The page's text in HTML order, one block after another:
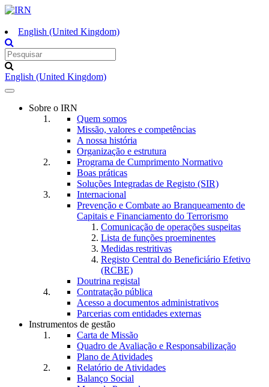
English (United Kingdom)
English (United Kingdom)
Toggle
navigationSobre o IRN
Quem somos
Missão, valores e competências
A nossa história
Organização e estrutura
Programa de Cumprimento Normativo
Boas práticas
Soluções Integradas de Registo (SIR)
Internacional
Prevenção e Combate ao Branqueamento de
Capitais e Financiamento do Terrorismo
Comunicação de operações suspeitas
Lista de funções proeminentes
Medidas restritivas
Registo Central do Beneficiário Efetivo
(RCBE)
Doutrina registal
Contratação pública
Acesso a documentos administrativos
Parcerias com entidades externas
Instrumentos de gestão
Carta de Missão
Quadro de Avaliação e Responsabilização
Plano de Atividades
Relatório de Atividades
Balanço Social